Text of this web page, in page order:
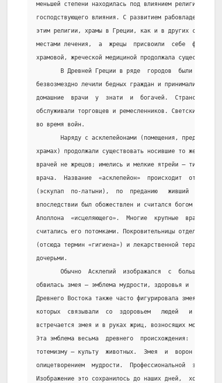
меньшей степени находилась под влиянием религии.
господствующего влияния. С развитием
этим религии, храмы в Греции, как и в других странах
местами лечения,  а  жрецы  присвоили  себе
храмовой, жреческой медициной продолжала
В Древней Греции в ряде  городов  были
безвозмездно лечили бедных граждан и принимали меры
домашние  врачи  у  знати  и  богачей.
обслуживали торговцев и ремесленников. Светские
во время войн.
Наряду с асклепейонами (помещения,
храмах) продолжали существовать носившие то же
врачей не жрецов; имелись и мелкие ятрейи — тип
врача.  Название  «асклепейон»  происходит  от
(эскулап  по-латыни),  по  преданию   живший   в
впоследствии был обожествлен и считался богом
Аполлона  «исцеляющего».  Многие  крупные  врачи
считались его потомками. Покровительницы отдельных
(отсюда термин «гигиена») и лекарственной терапии
дочерьми.
Обычно  Асклепий  изображался  с  большим
обвилась змея — эмблема мудрости, здоровья и
Древнего Востока также часто фигурировала змея,
которых  связывали  со  здоровьем   людей   и
встречается змея и в руках жриц, возносящих молитвы
Эта эмблема весьма  древнего  происхождения:  она
тотемизму — культу  животных.  Змея  и  ворон  у
олицетворением  мудрости.  Профессиональной
Изображение это сохранилось до наших дней,  хотя